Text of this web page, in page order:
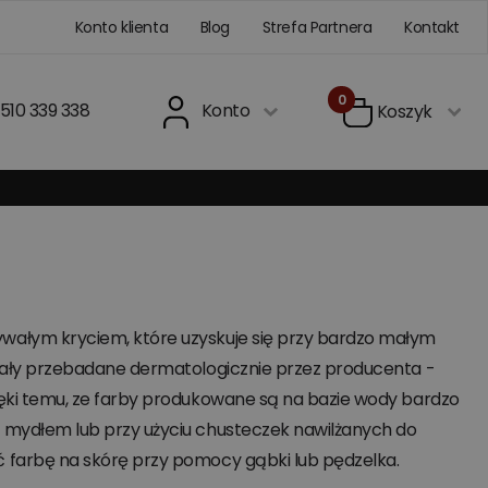
Konto klienta Blog Strefa Partnera Kontakt
510 339 338 Konto 0 Koszyk
kryciem, które uzyskuje się przy bardzo małym
przebadane dermatologicznie przez producenta -
temu, ze farby produkowane są na bazie wody bardzo
lub przy użyciu chusteczek nawilżanych do
farbę na skórę przy pomocy gąbki lub pędzelka.